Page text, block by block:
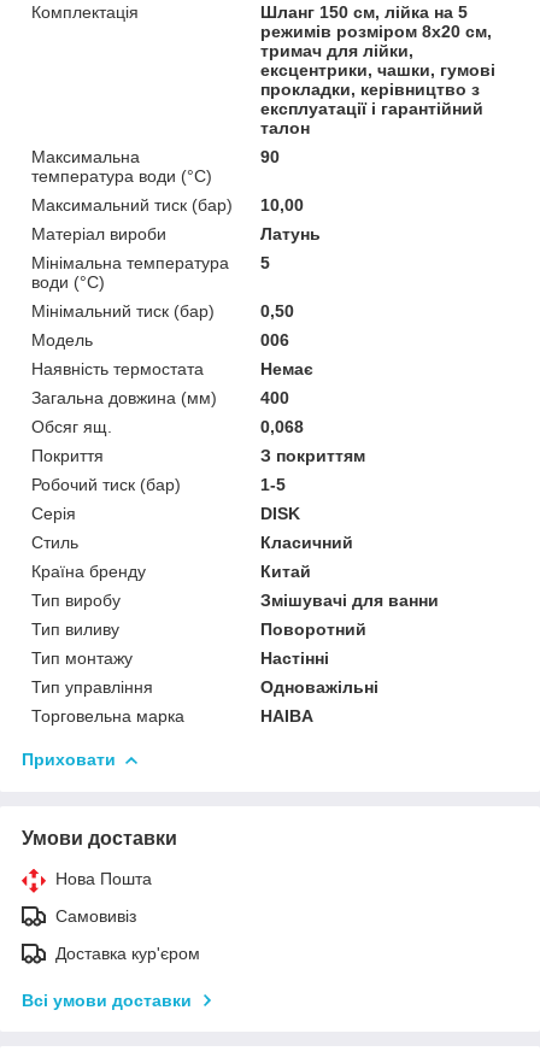
Комплектація
Шланг 150 см, лійка на 5
режимів розміром 8х20 см,
тримач для лійки,
ексцентрики, чашки, гумові
прокладки, керівництво з
експлуатації і гарантійний
талон
Максимальна
температура води (°C)
90
Максимальний тиск (бар)
10,00
Матеріал вироби
Латунь
Мінімальна температура
води (°C)
5
Мінімальний тиск (бар)
0,50
Мoдель
006
Наявність термостата
Немає
Загальна довжина (мм)
400
Обсяг ящ.
0,068
Покриття
З покриттям
Робочий тиск (бар)
1-5
Серія
DISK
Стиль
Класичний
Країна бренду
Китай
Тип виробу
Змішувачі для ванни
Тип виливу
Поворотний
Тип монтажу
Настінні
Тип управління
Одноважільні
Торговельна марка
HAIBA
Приховати
Умови доставки
Нова Пошта
Самовивіз
Доставка кур'єром
Всі умови доставки